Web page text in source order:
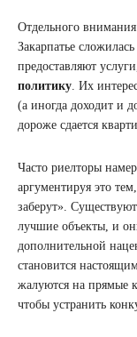
Отдельного внимания
Закарпатье
предоставляют
политику. Их
(а иногда доходит и
дороже сдается
Часто риелторы
аргументируя это
заберут».
лучшие объекты, и
дополнительной
становится
жалуются на прямые
чтобы устранить